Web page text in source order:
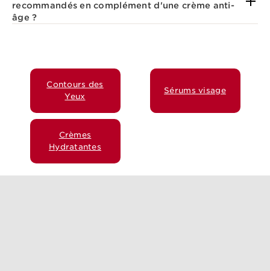
recommandés en complément d'une crème anti-
âge ?
Contours des
Yeux
Sérums visage
Crèmes
Hydratantes